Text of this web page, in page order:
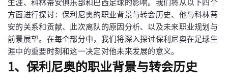
生涯、科林蒂安俱乐部和巴西足球的影响。我们将从以下四个
方面进行探讨：保利尼奥的职业背景与转会历史、他与科林蒂
安的关系和贡献、此次离队的原因分析、以及未来职业规划与
前景展望。在每个部分中，我们将深入探讨保利尼奥在足球生
涯中的重要时刻和这一决定对他未来发展的意义。
1、保利尼奥的职业背景与转会历史